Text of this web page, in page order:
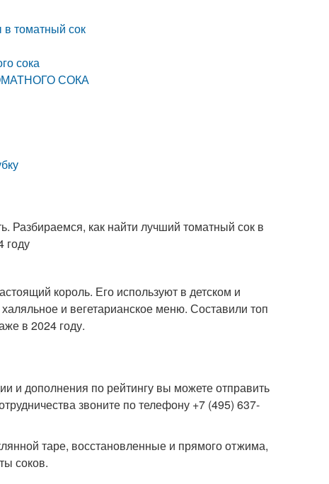
в томатный сок
сока
СОКА
Разбираемся, как найти лучший томатный сок в
году
король. Его используют в детском и
и вегетарианское меню. Составили топ
в 2024 году.
и дополнения по рейтингу вы можете отправить
звоните по телефону +7 (495) 637-
таре, восстановленные и прямого отжима,
соков.